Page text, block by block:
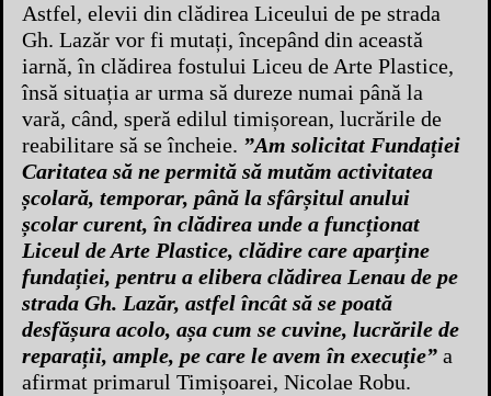
Astfel, elevii din clădirea Liceului de pe strada
Gh. Lazăr vor fi mutați, începând din această
iarnă, în clădirea fostului Liceu de Arte Plastice,
însă situația ar urma să dureze numai până la
vară, când, speră edilul timișorean, lucrările de
reabilitare să se încheie. ”Am solicitat Fundației
Caritatea să ne permită să mutăm activitatea
școlară, temporar, până la sfârșitul anului
școlar curent, în clădirea unde a funcționat
Liceul de Arte Plastice, clădire care aparține
fundației, pentru a elibera clădirea Lenau de pe
strada Gh. Lazăr, astfel încât să se poată
desfășura acolo, așa cum se cuvine, lucrările de
reparații, ample, pe care le avem în execuție” a
afirmat primarul Timișoarei, Nicolae Robu.